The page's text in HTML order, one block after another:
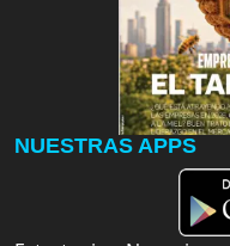
NUESTRAS APPS